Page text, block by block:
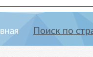
Пoиcк пo